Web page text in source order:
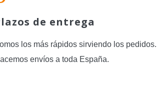
de entrega
los más rápidos sirviendo los pedidos.
envíos a toda España.